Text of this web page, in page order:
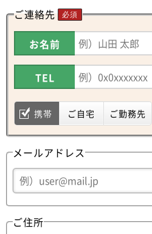
ご連絡先 必須
お名前
TEL
携帯 ご自宅 ご勤務先
メールアドレス
ご住所